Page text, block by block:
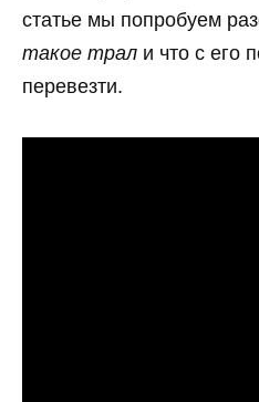
статье мы попробуем
такое трал и что с его
перевезти.